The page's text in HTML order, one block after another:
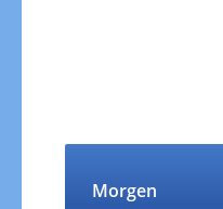
Morgen